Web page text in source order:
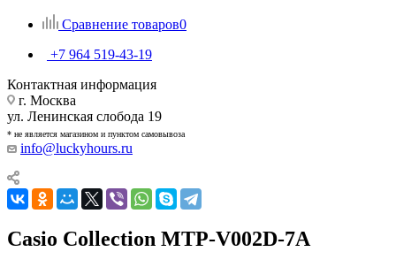
Сравнение товаров0
+7 964 519-43-19
Контактная информация
г. Москва
ул. Ленинская слобода 19
* не является магазином и пунктом самовывоза
info@luckyhours.ru
Casio Collection MTP-V002D-7A